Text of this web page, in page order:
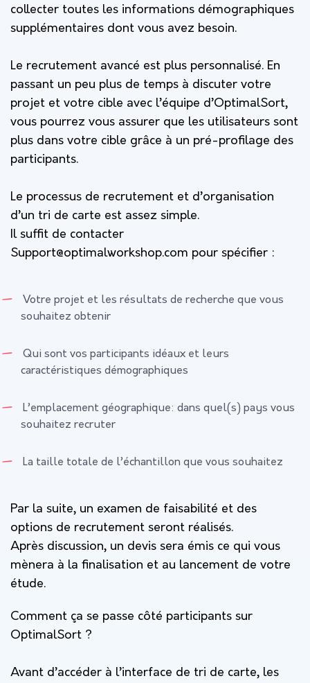
collecter toutes les informations démographiques
supplémentaires dont vous avez besoin.
Le recrutement avancé est plus personnalisé. En
passant un peu plus de temps à discuter votre
projet et votre cible avec l’équipe d’OptimalSort,
vous pourrez vous assurer que les utilisateurs sont
plus dans votre cible grâce à un pré-profilage des
participants.
Le processus de recrutement et d’organisation
d’un tri de carte est assez simple.
Il suffit de contacter
Support@optimalworkshop.com pour spécifier :
Votre projet et les résultats de recherche que vous
souhaitez obtenir
Qui sont vos participants idéaux et leurs
caractéristiques démographiques
L’emplacement géographique: dans quel(s) pays vous
souhaitez recruter
La taille totale de l’échantillon que vous souhaitez
Par la suite, un examen de faisabilité et des
options de recrutement seront réalisés.
Après discussion, un devis sera émis ce qui vous
mènera à la finalisation et au lancement de votre
étude.
Comment ça se passe côté participants sur
OptimalSort ?
Avant d’accéder à l’interface de tri de carte, les